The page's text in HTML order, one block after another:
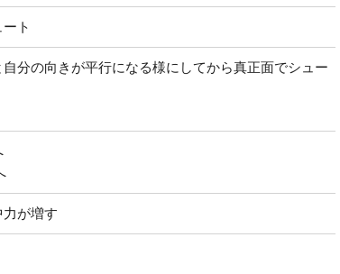
ト
分の向きが平行になる様にしてから真正面でシュー
が増す